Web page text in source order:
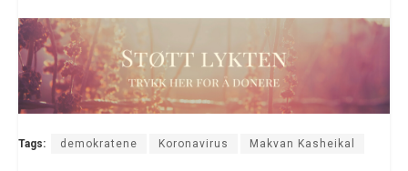
Tags: demokratene Koronavirus Makvan Kasheikal